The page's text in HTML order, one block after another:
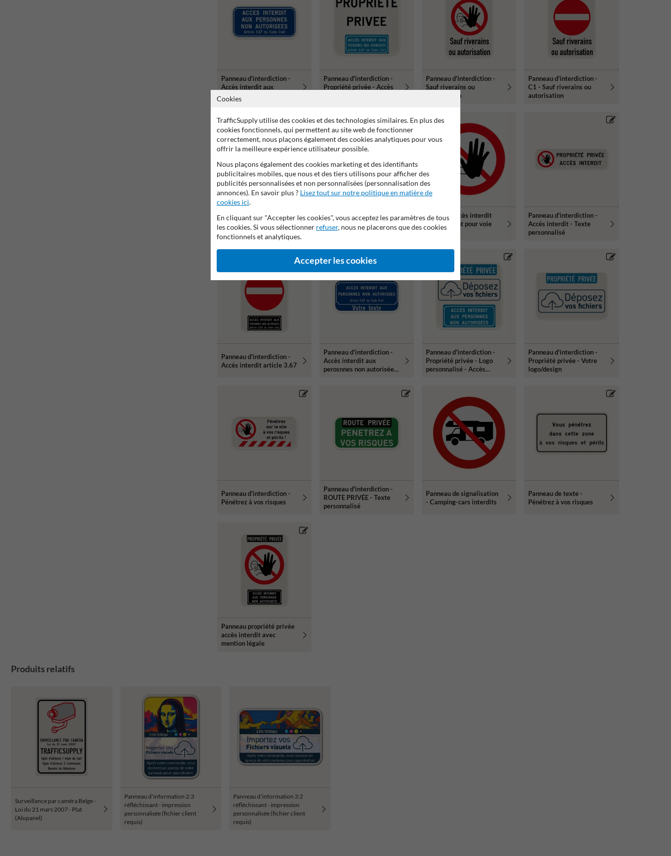
Panneau d'interdiction -
Accès interdit aux
personnes non autorisées
art. 3.67
Panneau d'interdiction -
Propriété privée - Accès
Panneau d'interdiction -
Sauf riverains ou
autorisation
Panneau d'interdiction -
C1 - Sauf riverains ou
autorisation
Panneau d'interdiction -
Accès au chantier interdit
- Texte personnalisé
Panneau d'interdiction -
Propriété privée - Texte
personnalisé - Accès
Panneau accès interdit
réfléchissant pour voie
privée
Panneau d'interdiction -
Accès interdit - Texte
personnalisé
Panneau d'interdiction -
Accès interdit article 3.67
Panneau d'interdiction -
Accès interdit aux
perosnnes non autorisées
Panneau d'interdiction -
Propriété privée - Logo
personnalisé - Accès
Panneau d'interdiction -
Propriété privée - Votre
logo/design
Panneau d'interdiction -
Pénétrez à vos risques
Panneau d'interdiction -
ROUTE PRIVÉE - Texte
personnalisé
Panneau de signalisation
- Camping-cars interdits
Panneau de texte -
Pénétrez à vos risques
Panneau propriété privée
accès interdit avec
mention légale
Produits relatifs
Surveillance par caméra Belge -
Loi du 21 mars 2007 - Plat
(Alupanel)
Panneau d'information 2:3
réfléchissant - impression
personnalisée (fichier client
requis)
Panneau d'information 3:2
réfléchissant - impression
personnalisée (fichier client
requis)
Cookies
TrafficSupply utilise des cookies et des technologies similaires. En plus des
cookies fonctionnels, qui permettent au site web de fonctionner
correctement, nous plaçons également des cookies analytiques pour vous
offrir la meilleure expérience utilisateur possible.
Nous plaçons également des cookies marketing et des identifiants
publicitaires mobiles, que nous et des tiers utilisons pour afficher des
publicités personnalisées et non personnalisées (personnalisation des
annonces). En savoir plus ? Lisez tout sur notre politique en matière de
cookies ici.
En cliquant sur "Accepter les cookies", vous acceptez les paramètres de tous
les cookies. Si vous sélectionner refuser, nous ne placerons que des cookies
fonctionnels et analytiques.
Accepter les cookies